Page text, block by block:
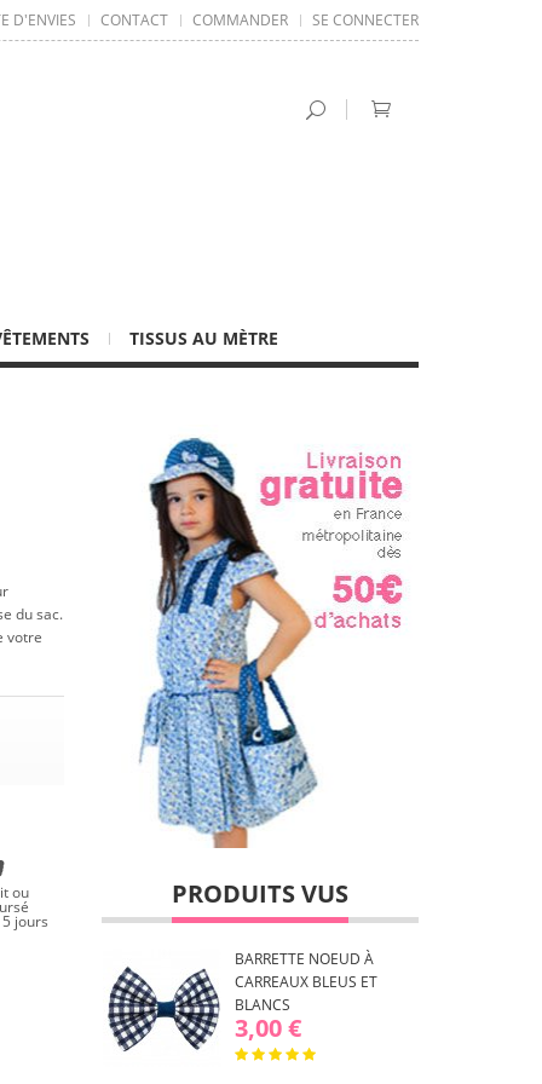
D'ENVIES CONTACT COMMANDER SE CONNECTER
TISSUS AU MÈTRE
du sac.
votre
ou
jours
PRODUITS VUS
BARRETTE NOEUD À
CARREAUX BLEUS ET
BLANCS
3,00 €